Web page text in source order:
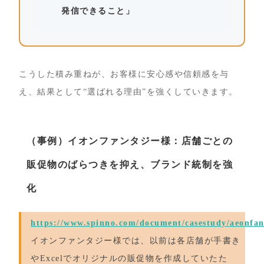
発信できること」
こうした積み重ねが、お客様に安心感や信頼感を与
え、結果として“選ばれる理由”を強くしていきます。
（事例）イオンファンタジー様：店舗ごとの
販促物のばらつきを抑え、ブランド統制を強
化
https://www.spinno.com/document/casestudy/
イオンファンタジー様では、以前は各店舗が手書き
やExcelでオリジナルの販促物を作成していたた